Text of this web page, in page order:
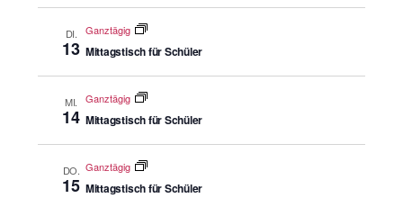
DI.
13
Ganztägig
Mittagstisch für Schüler
MI.
14
Ganztägig
Mittagstisch für Schüler
DO.
15
Ganztägig
Mittagstisch für Schüler